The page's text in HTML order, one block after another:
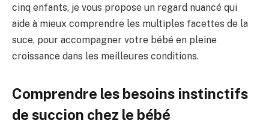
cinq enfants, je vous propose un regard nuancé qui
aide à mieux comprendre les multiples facettes de la
suce, pour accompagner votre bébé en pleine
croissance dans les meilleures conditions.
Comprendre les besoins instinctifs
de succion chez le bébé